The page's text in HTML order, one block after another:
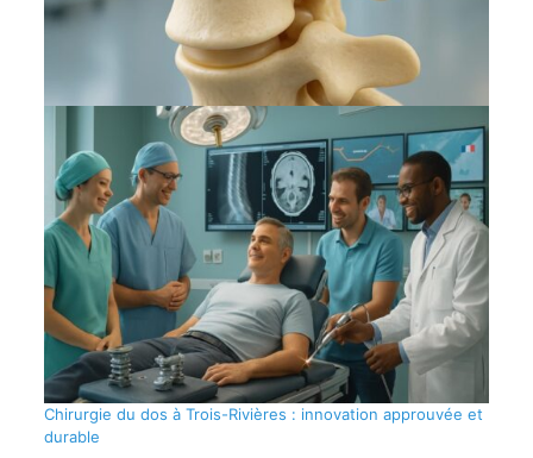
Chirurgie du dos à Trois-Rivières : innovation approuvée et
durable